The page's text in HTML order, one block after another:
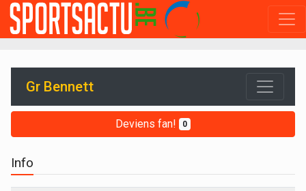
Gr Bennett
Deviens fan! 0
Info